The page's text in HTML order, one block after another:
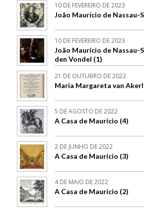
10 DE FEVEREIRO DE 2023
João Maurício de Nassau-
10 DE FEVEREIRO DE 2023
João Maurício de Nassau-
den Vondel (1)
21 DE OUTUBRO DE 2022
Maria Margareta van
5 DE AGOSTO DE 2022
A Casa de Maurício (4)
2 DE JUNHO DE 2022
A Casa de Maurício (3)
4 DE MAIO DE 2022
A Casa de Maurício (2)